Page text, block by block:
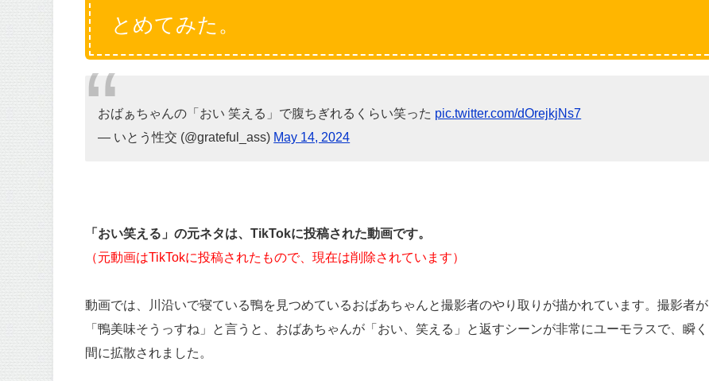
とめてみた。
おばぁちゃんの「おい 笑える」で腹ちぎれるくらい笑った pic.twitter.com/dOrejkjNs7
— いとう性交 (@grateful_ass) May 14, 2024
「おい笑える」の元ネタは、TikTokに投稿された動画です。
（元動画はTikTokに投稿されたもので、現在は削除されています）
動画では、川沿いで寝ている鴨を見つめているおばあちゃんと撮影者のやり取りが描かれています。撮影者が
「鴨美味そうっすね」と言うと、おばあちゃんが「おい、笑える」と返すシーンが非常にユーモラスで、瞬く
間に拡散されました。